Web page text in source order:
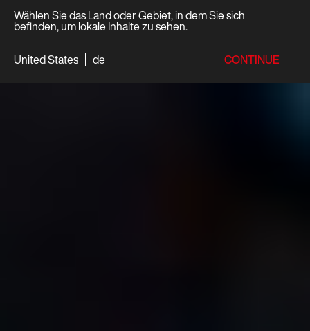
Wählen Sie das Land oder Gebiet, in dem Sie sich
befinden, um lokale Inhalte zu sehen.
United States
de CONTINUE